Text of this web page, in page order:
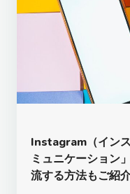
Instagram（イン
ミュニケーション
流する方法もご紹